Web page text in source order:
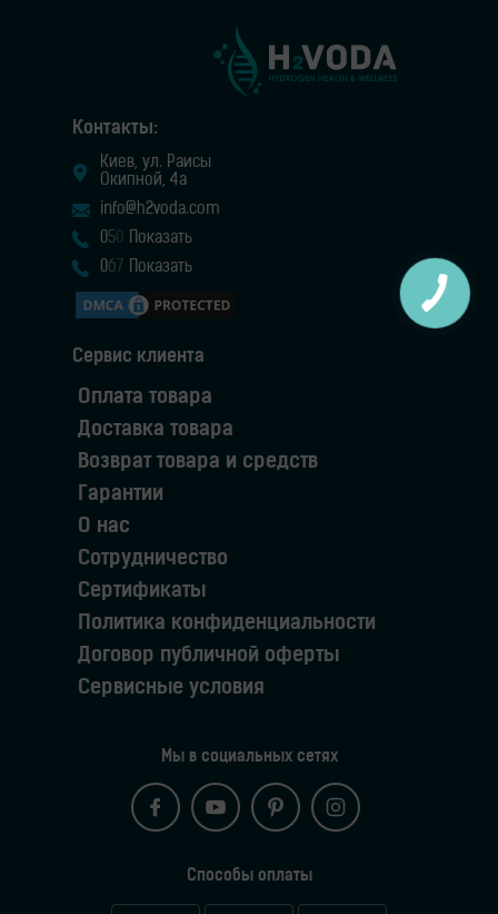
Контакты:
Киев, ул. Раисы
Окипной, 4а
info@h2voda.com
05 0
Показать
067 Показать
Сервис клиента
Оплата товара
Доставка товара
Возврат товара и средств
Гарантии
О нас
Сотрудничество
Сертификаты
Политика конфиденциальности
Договор публичной оферты
Сервисные условия
Мы в социальных сетях
Способы оплаты